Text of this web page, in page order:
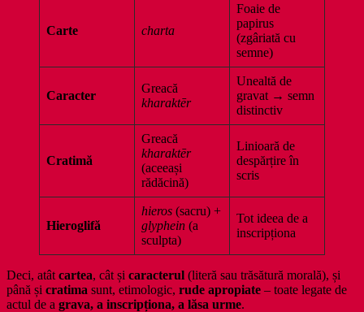
Carte charta
Foaie de
papirus
(zgâriată cu
semne)
Caracter
Greacă
kharaktēr
Unealtă de
gravat → semn
distinctiv
Cratimă
Greacă
kharaktēr
(aceeași
rădăcină)
Linioară de
despărțire în
scris
Hieroglifă
hieros (sacru) +
glyphein (a
sculpta)
Tot ideea de a
inscripționa
Deci, atât cartea, cât și caracterul (literă sau trăsătură morală), și
până și cratima sunt, etimologic, rude apropiate – toate legate de
actul de a grava, a inscripționa, a lăsa urme.